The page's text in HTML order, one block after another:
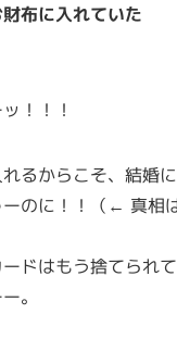
布に入れていた
！！！
るからこそ、結婚
のに！！（← 真相
ドはもう捨てられ
。